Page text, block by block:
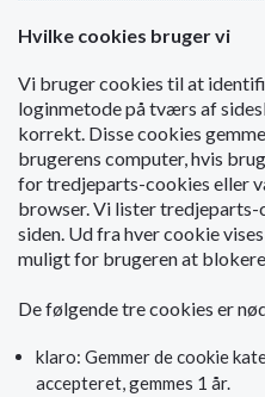
Hvilke cookies bruger vi
Vi bruger cookies til at
loginmetode på tværs af
korrekt. Disse cookies
brugerens computer, hvis
for tredjeparts-cookies eller
browser. Vi lister tredjeparts-
siden. Ud fra hver cookie
muligt for brugeren at
De følgende tre cookies er
klaro: Gemmer de cookie
accepteret, gemmes 1 år.